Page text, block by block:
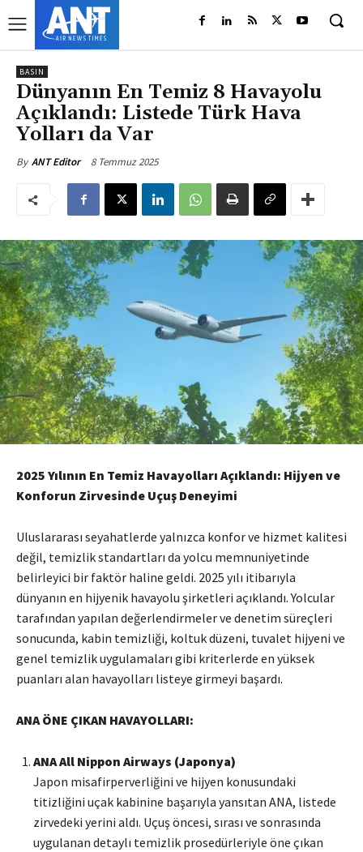
BASIN
Dünyanın En Temiz 8 Havayolu
Açıklandı: Listede Türk Hava
Yolları da Var
By ANT Editor 8 Temmuz 2025
2025 Yılının En Temiz Havayolları Açıklandı: Hijyen ve
Konforun Zirvesinde Uçuş Deneyimi
Uluslararası seyahatlerde yalnızca konfor ve hizmet kalitesi
değil, temizlik standartları da yolcu memnuniyetinde
belirleyici bir faktör haline geldi. 2025 yılı itibarıyla
dünyanın en hijyenik havayolu şirketleri açıklandı. Yolcular
tarafından yapılan değerlendirmeler ve denetim süreçleri
sonucunda, kabin temizliği, koltuk düzeni, tuvalet hijyeni ve
genel temizlik uygulamaları gibi kriterlerde en yüksek
puanları alan havayolları listeye girmeyi başardı.
ANA ÖNE ÇIKAN HAVAYOLLARI:
ANA All Nippon Airways (Japonya)
Japon misafirperverliğini ve hijyen konusundaki
titizliğini uçak kabinine başarıyla yansıtan ANA, listede
zirvedeki yerini aldı. Uçuş öncesi, sırası ve sonrasında
uygulanan detaylı temizlik prosedürleriyle öne çıkan